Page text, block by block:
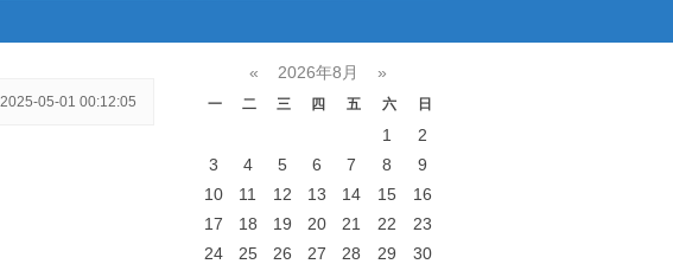
2025-05-01 00:12:05
« 2026年8月 »
一 二 三 四 五 六 日
1
2
3
4 5 6 7 8
9
10
11 12 13 14 15
16
17
18 19 20 21 22
23
24
25 26 27 28 29
30